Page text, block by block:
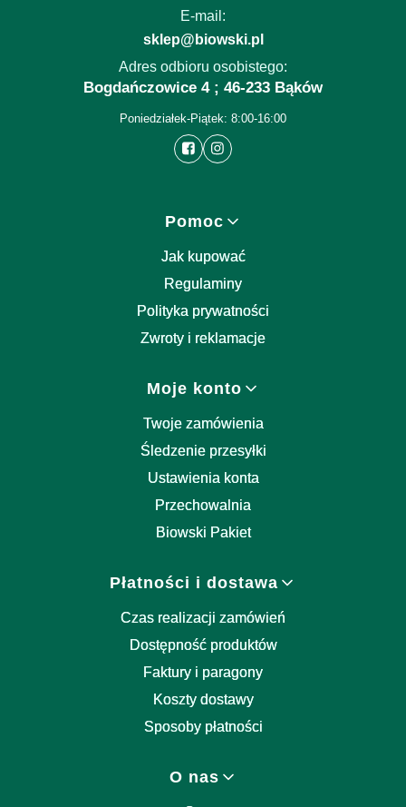
E-mail:
sklep@biowski.pl
Adres odbioru osobistego:
Bogdańczowice 4 ; 46-233 Bąków
Poniedziałek-Piątek: 8:00-16:00
Pomoc
Jak kupować
Regulaminy
Polityka prywatności
Zwroty i reklamacje
Moje konto
Twoje zamówienia
Śledzenie przesyłki
Ustawienia konta
Przechowalnia
Biowski Pakiet
Płatności i dostawa
Czas realizacji zamówień
Dostępność produktów
Faktury i paragony
Koszty dostawy
Sposoby płatności
O nas